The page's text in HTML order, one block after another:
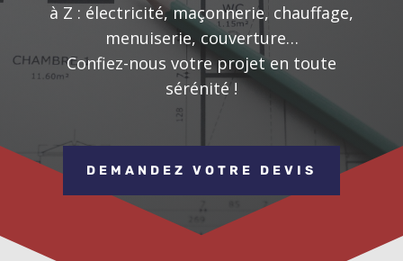
à Z : électricité, maçonnerie, chauffage,
menuiserie, couverture…
Confiez-nous votre projet en toute
sérénité !
DEMANDEZ VOTRE DEVIS